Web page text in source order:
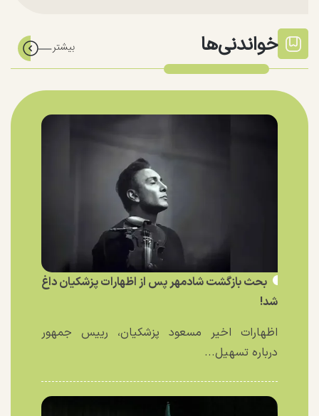
خواندنی‌ها
بحث بازگشت شادمهر پس از اظهارات پزشکیان داغ
شد!
اظهارات اخیر مسعود پزشکیان، رییس جمهور
درباره تسهیل...